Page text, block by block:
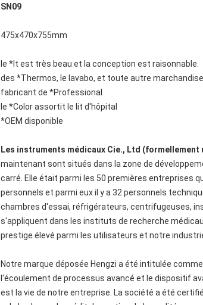
SN09
475x470x755mm
le *It est très beau et la conception est raisonnable.
des *Thermos, le lavabo, et toute autre
fabricant de *Professional
le *Color assortit le lit d'hôpital
*OEM disponible
Les instruments médicaux Cie., Ltd (formellement
maintenant sont situés dans la zone de
carré. Elle était parmi les 50 premières entreprises
personnels et parmi eux il y a 32 personnels
chambres d'essai, réfrigérateurs, centrifugeuses,
s'appliquent dans les instituts de recherche
prestige élevé parmi les utilisateurs et notre
Notre marque déposée Hengzi a été intitulée
l'écoulement de processus avancé et le dispositif
est la vie de notre entreprise. La société a été